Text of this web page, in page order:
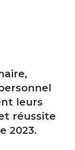
leurs
réussite
2023.